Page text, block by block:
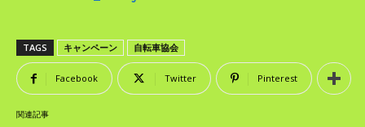
TAGS キャンペーン 自転車協会
Facebook Twitter Pinterest
関連記事